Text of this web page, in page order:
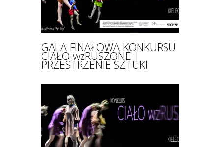
GALA FINAŁOWA KONKURSU
CIAŁO wzRUSZONE |
PRZESTRZENIE SZTUKI